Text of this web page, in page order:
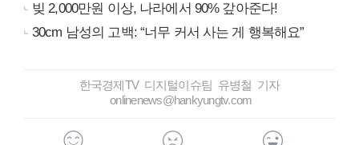
빚 2,000만원 이상, 나라에서 90% 갚아준다!
30cm 남성의 고백: “너무 커서 사는 게 행복해요”
한국경제TV 디지털이슈팀 유병철 기자
onlinenews@hankyungtv.com